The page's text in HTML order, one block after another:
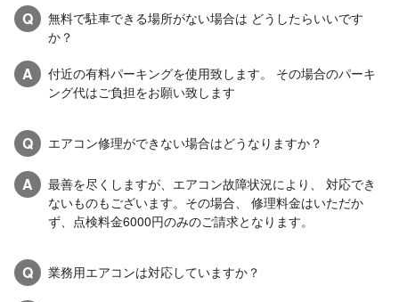
Q
無料で駐車できる場所がない場合は どうしたらいいです
か？
A
付近の有料パーキングを使用致します。 その場合のパーキ
ング代はご負担をお願い致します
Q エアコン修理ができない場合はどうなりますか？
A
最善を尽くしますが、エアコン故障状況により、 対応でき
ないものもございます。その場合、 修理料金はいただか
ず、点検料金6000円のみのご請求となります。
Q 業務用エアコンは対応していますか？